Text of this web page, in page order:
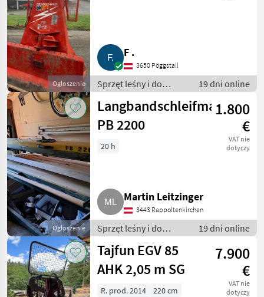
Ogłoszenie
F .
3650 Pöggstall
Sprzęt leśny i do
obróbki drewna /
Wciągarki linowe
19 dni online
Ogłoszenie
Langbandschleifmaschine
PB 2200
1.800
€
VAT nie
dotyczy
20 h
Martin Leitzinger
3443 Rappoltenkirchen
Sprzęt leśny i do
obróbki drewna /
Wciągarki linowe
19 dni online
Tajfun EGV 85
AHK 2,05 m SG
7.900
€
VAT nie
dotyczy
R. prod. 2014 220 cm